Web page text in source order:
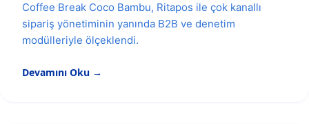
Coffee Break Coco Bambu, Ritapos ile çok kanallı
sipariş yönetiminin yanında B2B ve denetim
modülleriyle ölçeklendi.
Devamını Oku →